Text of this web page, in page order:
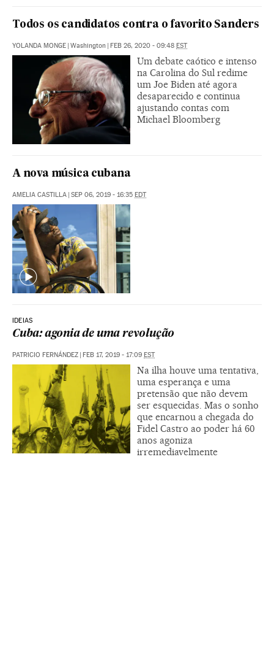
Todos os candidatos contra o favorito Sanders
YOLANDA MONGE | Washington | FEB 26, 2020 - 09:48 EST
Um debate caótico e intenso
na Carolina do Sul redime
um Joe Biden até agora
desaparecido e continua
ajustando contas com
Michael Bloomberg
A nova música cubana
AMELIA CASTILLA | SEP 06, 2019 - 16:35 EDT
IDEIAS
Cuba: agonia de uma revolução
PATRICIO FERNÁNDEZ | FEB 17, 2019 - 17:09 EST
Na ilha houve uma tentativa,
uma esperança e uma
pretensão que não devem
ser esquecidas. Mas o sonho
que encarnou a chegada do
Fidel Castro ao poder há 60
anos agoniza
irremediavelmente